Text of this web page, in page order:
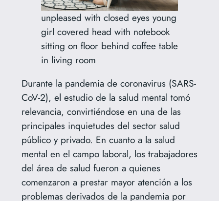
unpleased with closed eyes young
girl covered head with notebook
sitting on floor behind coffee table
in living room
Durante la pandemia de coronavirus (SARS-
CoV-2), el estudio de la salud mental tomó
relevancia, convirtiéndose en una de las
principales inquietudes del sector salud
público y privado. En cuanto a la salud
mental en el campo laboral, los trabajadores
del área de salud fueron a quienes
comenzaron a prestar mayor atención a los
problemas derivados de la pandemia por